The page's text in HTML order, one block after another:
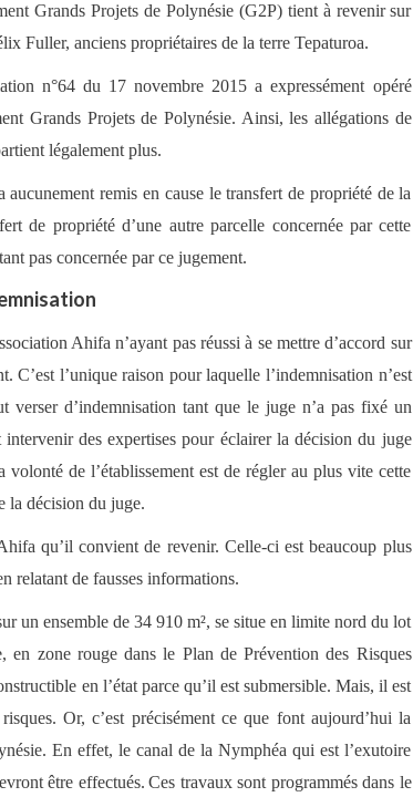
Grands Projets de Polynésie (G2P) tient à revenir sur
Fuller, anciens propriétaires de la terre Tepaturoa.
n°64 du 17 novembre 2015 a expressément opéré
Grands Projets de Polynésie. Ainsi, les allégations de
légalement plus.
remis en cause le transfert de propriété de la
de propriété d’une autre parcelle concernée par cette
pas concernée par ce jugement.
Ahifa n’ayant pas réussi à se mettre d’accord sur
l’unique raison pour laquelle l’indemnisation n’est
d’indemnisation tant que le juge n’a pas fixé un
des expertises pour éclairer la décision du juge
de l’établissement est de régler au plus vite cette
la décision du juge.
qu’il convient de revenir. Celle-ci est beaucoup plus
relatant de fausses informations.
un ensemble de 34 910 m², se situe en limite nord du lot
zone rouge dans le Plan de Prévention des Risques
en l’état parce qu’il est submersible. Mais, il est
Or, c’est précisément ce que font aujourd’hui la
En effet, le canal de la Nymphéa qui est l’exutoire
être effectués. Ces travaux sont programmés dans le